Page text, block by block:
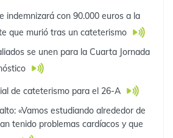
indemnizará con 90.000 euros a la
que murió tras un cateterismo
se unen para la Cuarta Jornada
de cateterismo para el 26-A
«Vamos estudiando alrededor de
tenido problemas cardíacos y que